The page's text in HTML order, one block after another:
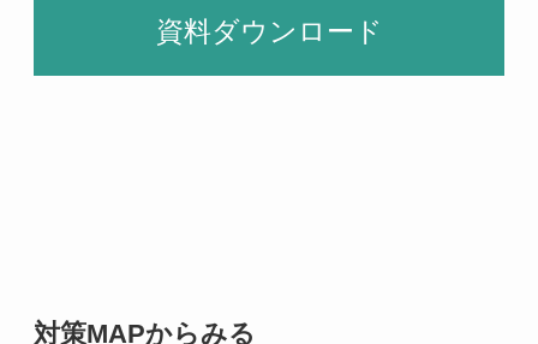
資料ダウンロード
対策MAPからみる